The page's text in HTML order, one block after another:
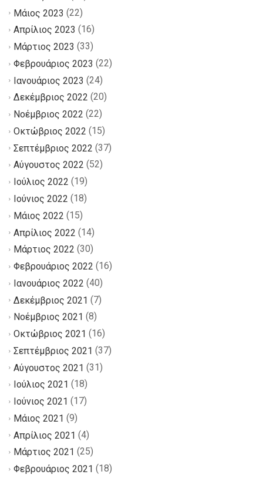
Μάιος 2023 (22)
Απρίλιος 2023 (16)
Μάρτιος 2023 (33)
Φεβρουάριος 2023 (22)
Ιανουάριος 2023 (24)
Δεκέμβριος 2022 (20)
Νοέμβριος 2022 (22)
Οκτώβριος 2022 (15)
Σεπτέμβριος 2022 (37)
Αύγουστος 2022 (52)
Ιούλιος 2022 (19)
Ιούνιος 2022 (18)
Μάιος 2022 (15)
Απρίλιος 2022 (14)
Μάρτιος 2022 (30)
Φεβρουάριος 2022 (16)
Ιανουάριος 2022 (40)
Δεκέμβριος 2021 (7)
Νοέμβριος 2021 (8)
Οκτώβριος 2021 (16)
Σεπτέμβριος 2021 (37)
Αύγουστος 2021 (31)
Ιούλιος 2021 (18)
Ιούνιος 2021 (17)
Μάιος 2021 (9)
Απρίλιος 2021 (4)
Μάρτιος 2021 (25)
Φεβρουάριος 2021 (18)